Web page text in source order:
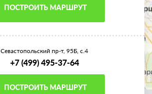
ПОСТРОИТЬ МАРШРУТ
Севастопольский пр-т, 95Б, с.4
+7 (499) 495-37-64
ПОСТРОИТЬ МАРШРУТ